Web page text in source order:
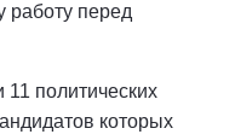
работу перед
политических
которых